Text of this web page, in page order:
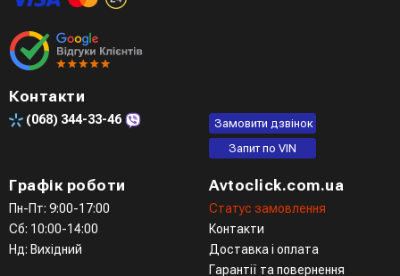
(viber, telegram)
Контакти
(068) 344-33-46
Замовити дзвінок
Запит по VIN
Графік роботи
Пн-Пт: 9:00-17:00
Сб: 10:00-14:00
Нд: Вихідний
Avtoclick.com.ua
Статус замовлення
Контакти
Доставка і оплата
Гарантії та повернення